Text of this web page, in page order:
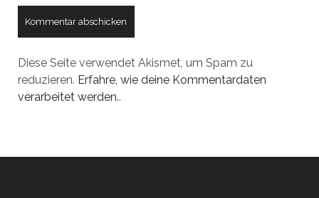
Diese Seite verwendet Akismet, um Spam zu
reduzieren. Erfahre, wie deine Kommentardaten
verarbeitet werden..